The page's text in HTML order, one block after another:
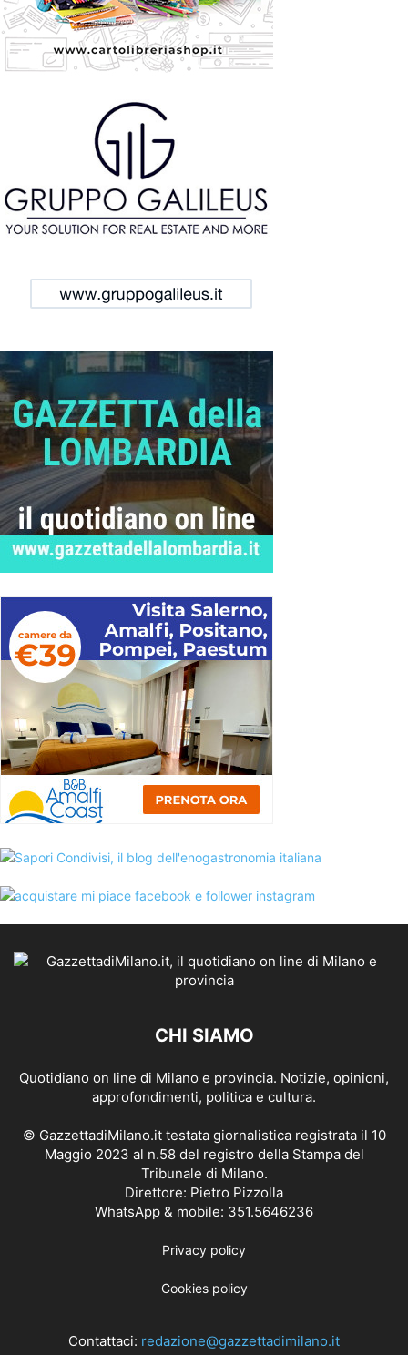
CHI SIAMO
Quotidiano on line di Milano e provincia. Notizie, opinioni,
approfondimenti, politica e cultura.
© GazzettadiMilano.it testata giornalistica registrata il 10
Maggio 2023 al n.58 del registro della Stampa del
Tribunale di Milano.
Direttore: Pietro Pizzolla
WhatsApp & mobile: 351.5646236
Privacy policy
Cookies policy
Contattaci: redazione@gazzettadimilano.it